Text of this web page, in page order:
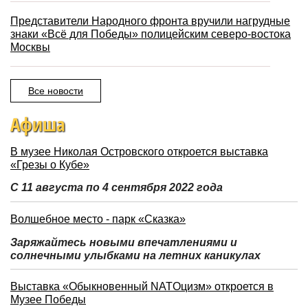
Представители Народного фронта вручили нагрудные
знаки «Всё для Победы» полицейским северо-востока
Москвы
Все новости
Афиша
В музее Николая Островского откроется выставка
«Грезы о Кубе»
С 11 августа по 4 сентября 2022 года
Волшебное место - парк «Сказка»
Заряжайтесь новыми впечатлениями и
солнечными улыбками на летних каникулах
Выставка «Обыкновенный NATOцизм» откроется в
Музее Победы